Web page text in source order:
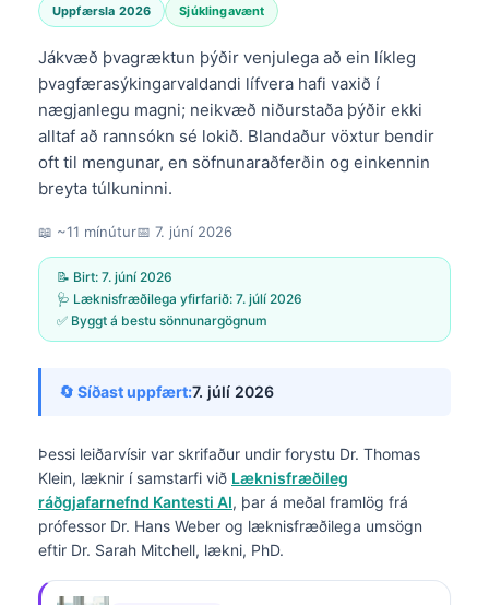
Uppfærsla 2026 Sjúklingavænt
Jákvæð þvagræktun þýðir venjulega að ein líkleg
þvagfærasýkingarvaldandi lífvera hafi vaxið í
nægjanlegu magni; neikvæð niðurstaða þýðir ekki
alltaf að rannsókn sé lokið. Blandaður vöxtur bendir
oft til mengunar, en söfnunaraðferðin og einkennin
breyta túlkuninni.
📖 ~11 mínútur📅 7. júní 2026
📝 Birt: 7. júní 2026
🩺 Læknisfræðilega yfirfarið: 7. júlí 2026
✅ Byggt á bestu sönnunargögnum
🔄 Síðast uppfært:7. júlí 2026
Þessi leiðarvísir var skrifaður undir forystu Dr. Thomas
Klein, læknir í samstarfi við Læknisfræðileg
ráðgjafarnefnd Kantesti AI, þar á meðal framlög frá
prófessor Dr. Hans Weber og læknisfræðilega umsögn
eftir Dr. Sarah Mitchell, lækni, PhD.